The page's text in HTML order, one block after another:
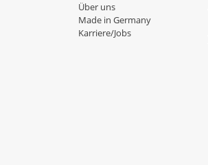
Über uns
Made in Germany
Karriere/Jobs